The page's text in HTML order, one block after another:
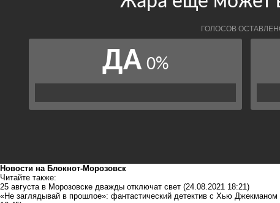
Новости на Блoкнoт-Морозовск
Читайте также:
25 августа в Морозовске дважды отключат свет (24.08.2021 18:21)
«Не заглядывай в прошлое»: фантастический детектив с Хью Джекманом